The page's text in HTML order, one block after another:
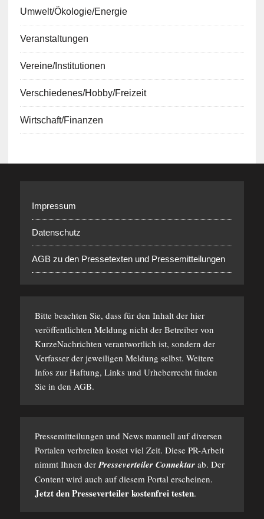
Umwelt/Ökologie/Energie
Veranstaltungen
Vereine/Institutionen
Verschiedenes/Hobby/Freizeit
Wirtschaft/Finanzen
Impressum
Datenschutz
AGB zu den Pressetexten und Pressemitteilungen
Bitte beachten Sie, dass für den Inhalt der hier
veröffentlichten Meldung nicht der Betreiber von
KurzeNachrichten verantwortlich ist, sondern der
Verfasser der jeweiligen Meldung selbst. Weitere
Infos zur Haftung, Links und Urheberrecht finden
Sie in den AGB.
Pressemitteilungen und News manuell auf diversen
Portalen verbreiten kostet viel Zeit. Diese PR-Arbeit
nimmt Ihnen derPresseverteiler Connektarab. Der
Content wird auch auf diesem Portal erscheinen.
Jetzt den Presseverteiler kostenfrei testen.